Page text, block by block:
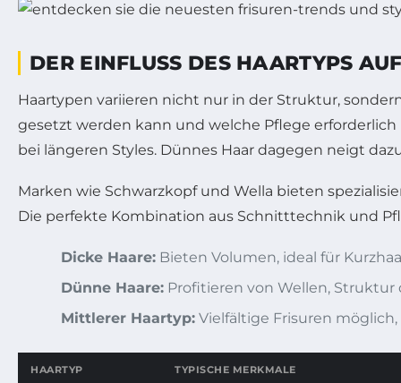
DER EINFLUSS DES HAARTYPS
Haartypen variieren nicht nur in der Struktur,
gesetzt werden kann und welche Pflege
bei längeren Styles. Dünnes Haar dagegen neigt
Marken wie Schwarzkopf und Wella bieten
Die perfekte Kombination aus Schnitttechnik und
Dicke Haare: Bieten Volumen, ideal für
Dünne Haare: Profitieren von Wellen,
Mittlerer Haartyp: Vielfältige Frisuren
HAARTYP TYPISCHE MERKMALE